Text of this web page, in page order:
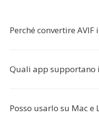
Perché convertire AVIF
Quali app supportano i
Posso usarlo su Mac e